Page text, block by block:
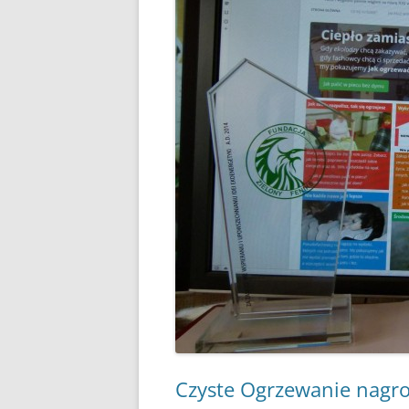
KIEDY, ZA CO, ILE TO
ZAKAZ PALENIA W
GDZIE JEST, GDZIE
ŻYĆ?
JAK PALIĆ DREWNEM
JAK PALIĆ KOKSEM
DYM I SADZA A
PODSTAWOWE
WĘGLA KAMIENNEGO
CAŁA POLSKA CZYTA
ZE ZROZUMIENIEM
ZA GAZ
CZY
Czyste Ogrzewanie